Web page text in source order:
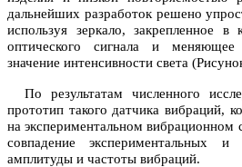
дальнейших разработок решено
используя зеркало, закрепленное
оптического сигнала и
значение интенсивности света
По результатам численного
прототип такого датчика вибраций,
на экспериментальном вибрационном
совпадение экспериментальных и
амплитуды и частоты вибраций.